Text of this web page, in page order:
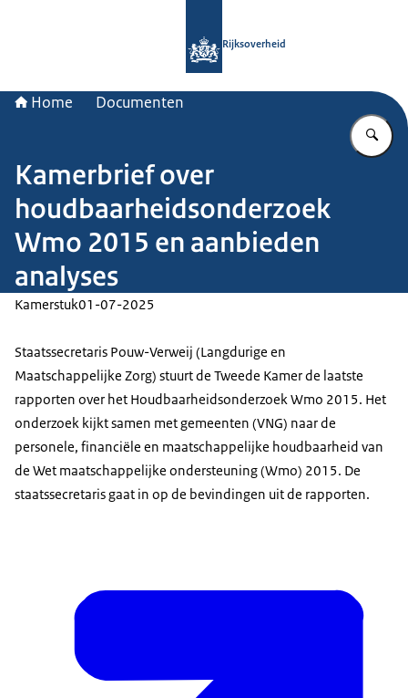
Rijksoverheid
Home Documenten
Kamerbrief over
houdbaarheidsonderzoek
Wmo 2015 en aanbieden
analyses
Kamerstuk01-07-2025
Staatssecretaris Pouw-Verweij (Langdurige en
Maatschappelijke Zorg) stuurt de Tweede Kamer de laatste
rapporten over het Houdbaarheidsonderzoek Wmo 2015. Het
onderzoek kijkt samen met gemeenten (VNG) naar de
personele, financiële en maatschappelijke houdbaarheid van
de Wet maatschappelijke ondersteuning (Wmo) 2015. De
staatssecretaris gaat in op de bevindingen uit de rapporten.